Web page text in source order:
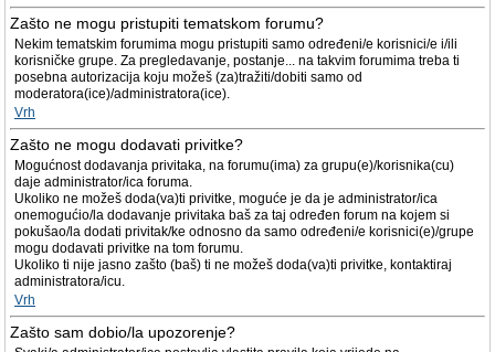
Zašto ne mogu pristupiti tematskom forumu?
Nekim tematskim forumima mogu pristupiti samo određeni/e korisnici/e i/ili
korisničke grupe. Za pregledavanje, postanje... na takvim forumima treba ti
posebna autorizacija koju možeš (za)tražiti/dobiti samo od
moderatora(ice)/administratora(ice).
Vrh
Zašto ne mogu dodavati privitke?
Mogućnost dodavanja privitaka, na forumu(ima) za grupu(e)/korisnika(cu)
daje administrator/ica foruma.
Ukoliko ne možeš doda(va)ti privitke, moguće je da je administrator/ica
onemogućio/la dodavanje privitaka baš za taj određen forum na kojem si
pokušao/la dodati privitak/ke odnosno da samo određeni/e korisnici(e)/grupe
mogu dodavati privitke na tom forumu.
Ukoliko ti nije jasno zašto (baš) ti ne možeš doda(va)ti privitke, kontaktiraj
administratora/icu.
Vrh
Zašto sam dobio/la upozorenje?